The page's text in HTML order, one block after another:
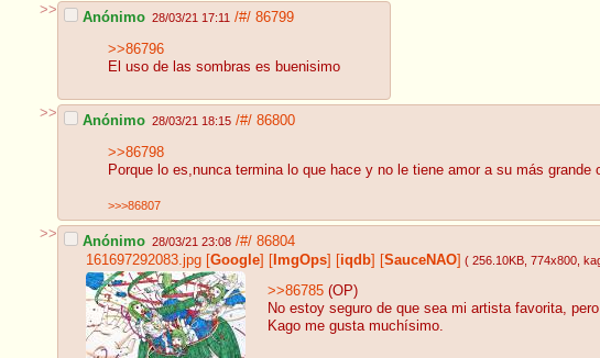
>> Anónimo 28/03/21 17:11 /#/ 86799
>>86796
El uso de las sombras es buenisimo
>> Anónimo 28/03/21 18:15 /#/ 86800
>>86798
Porque lo es,nunca termina lo que hace y no le tiene amor a su más grande
>>>86807
>> Anónimo 28/03/21 23:08 /#/ 86804
161697292083.jpg [Google] [ ImgOps] [iqdb] [SauceNAO] ( 256.10KB , 774x800 ,
>>86785 (OP)
No estoy seguro de que sea mi artista favorita,
Kago me gusta muchísimo.